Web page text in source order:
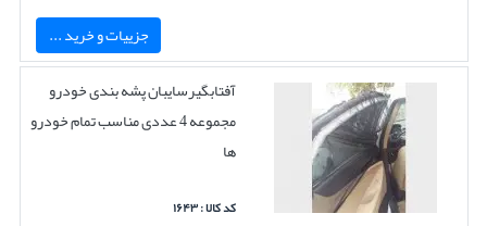
جزییات و خرید ...
آفتابگیرسایبان پشه بندی خودرو
مجموعه 4 عددی مناسب تمام خودرو
ها
کد کالا : ۱۶۴۳